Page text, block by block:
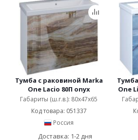
Тумба с раковиной Marka
One Lacio 80П onyx
Габариты (ш.г.в.): 80x47x65
Код товара: 051337
Россия
Доставка: 1-2 дня
One